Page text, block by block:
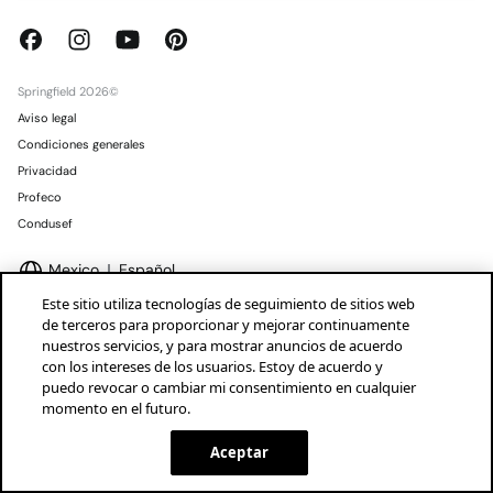
Springfield 2026©
Aviso legal
Condiciones generales
Privacidad
Profeco
Condusef
Mexico Español
Marcas Tendam
¡DESCARGA LA APP!
Este sitio utiliza tecnologías de seguimiento de sitios web
de terceros para proporcionar y mejorar continuamente
nuestros servicios, y para mostrar anuncios de acuerdo
con los intereses de los usuarios. Estoy de acuerdo y
puedo revocar o cambiar mi consentimiento en cualquier
momento en el futuro.
Aceptar